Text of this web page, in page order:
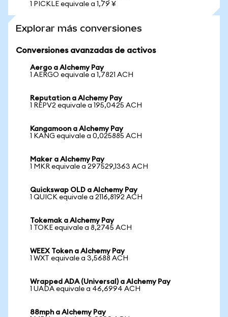
1 PICKLE equivale a 1,79 ¥
Explorar más conversiones
Conversiones avanzadas de activos
Aergo a Alchemy Pay
1 AERGO equivale a 1,7821 ACH
Reputation a Alchemy Pay
1 REPV2 equivale a 195,0425 ACH
Kangamoon a Alchemy Pay
1 KANG equivale a 0,025885 ACH
Maker a Alchemy Pay
1 MKR equivale a 297529,1363 ACH
Quickswap OLD a Alchemy Pay
1 QUICK equivale a 2116,8192 ACH
Tokemak a Alchemy Pay
1 TOKE equivale a 8,2745 ACH
WEEX Token a Alchemy Pay
1 WXT equivale a 3,5688 ACH
Wrapped ADA (Universal) a Alchemy Pay
1 UADA equivale a 46,6994 ACH
88mph a Alchemy Pay